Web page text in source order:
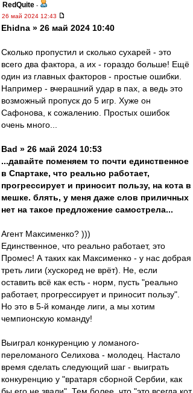
RedQuite -
26 май 2024 12:43
Ehidna » 26 май 2024 10:40
Сколько пропустил и сколько сухарей - это
всего два фактора, а их - гораздо больше! Ещё
один из главных факторов - простые ошибки.
Например - вчерашний удар в пах, а ведь это
возможный пропуск до 5 игр. Хуже он
Сафонова, к сожалению. Простых ошибок
очень много...
Bad » 26 май 2024 10:53
...давайте поменяем то почти единственное
в Спартаке, что реально работает,
прогрессирует и приносит пользу, на кота в
мешке. блять, у меня даже слов приличных
нет на такое предложение самострела...
Агент Максименко? )))
Единственное, что реально работает, это
Промес! А таких как Максименко - у нас добрая
треть лиги (хускоред не врёт). Не, если
оставить всё как есть - норм, пусть "реально
работает, прогрессирует и приносит пользу".
Но это в 5-й команде лиги, а мы хотим
чемпионскую команду!
Выиграл конкуренцию у ломаного-
переломаного Селихова - молодец. Настало
время сделать следующий шаг - выиграть
конкуренцию у "вратаря сборной Сербии, как